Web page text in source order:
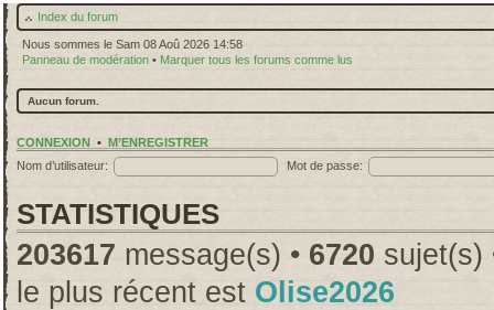
Index du forum
Nous sommes le Sam 08 Aoû 2026 14:58
Panneau de modération • Marquer tous les forums comme lus
Aucun forum.
CONNEXION • M’ENREGISTRER
Nom d’utilisateur:
Mot de passe:
STATISTIQUES
203617 message(s) • 6720 sujet(s)
le plus récent est Olise2026